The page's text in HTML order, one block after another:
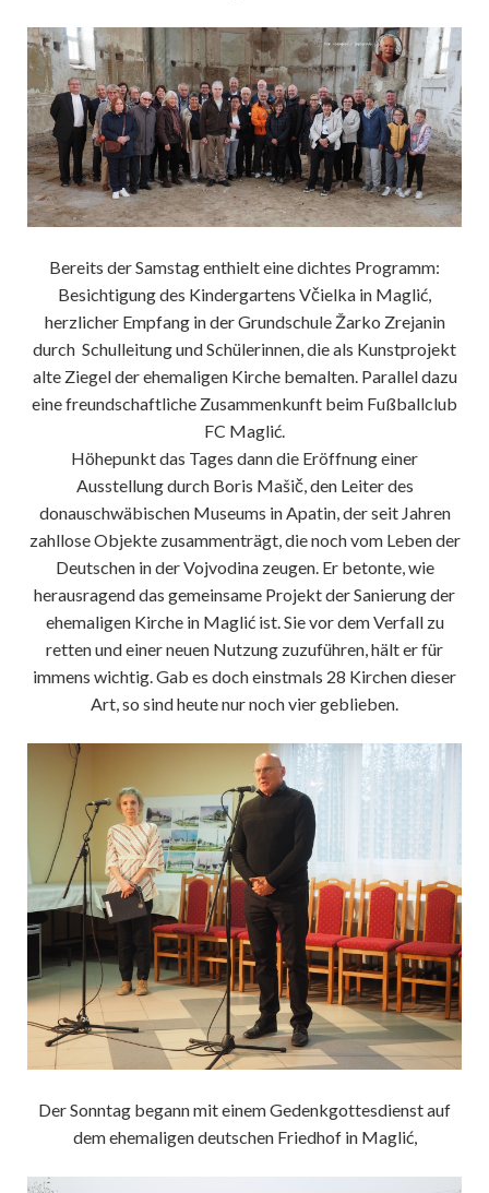
Bereits der Samstag enthielt eine dichtes Programm:
Besichtigung des Kindergartens Včielka in Maglić,
herzlicher Empfang in der Grundschule Žarko Zrejanin
durch Schulleitung und Schülerinnen, die als Kunstprojekt
alte Ziegel der ehemaligen Kirche bemalten. Parallel dazu
eine freundschaftliche Zusammenkunft beim Fußballclub
FC Maglić.
Höhepunkt das Tages dann die Eröffnung einer
Ausstellung durch Boris Mašič, den Leiter des
donauschwäbischen Museums in Apatin, der seit Jahren
zahllose Objekte zusammenträgt, die noch vom Leben der
Deutschen in der Vojvodina zeugen. Er betonte, wie
herausragend das gemeinsame Projekt der Sanierung der
ehemaligen Kirche in Maglić ist. Sie vor dem Verfall zu
retten und einer neuen Nutzung zuzuführen, hält er für
immens wichtig. Gab es doch einstmals 28 Kirchen dieser
Art, so sind heute nur noch vier geblieben.
Der Sonntag begann mit einem Gedenkgottesdienst auf
dem ehemaligen deutschen Friedhof in Maglić,